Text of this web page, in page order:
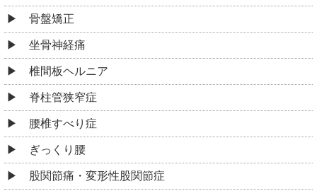
骨盤矯正
坐骨神経痛
椎間板ヘルニア
脊柱管狭窄症
腰椎すべり症
ぎっくり腰
股関節痛・変形性股関節症